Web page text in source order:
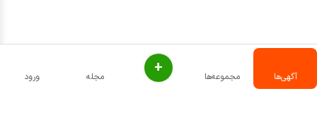
ورود مجله + مجموعه‌ها آگهی‌ها